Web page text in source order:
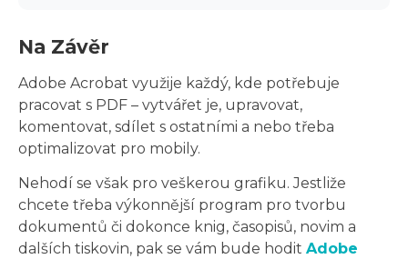
Na Závěr
Adobe Acrobat využije každý, kde potřebuje
pracovat s PDF – vytvářet je, upravovat,
komentovat, sdílet s ostatními a nebo třeba
optimalizovat pro mobily.
Nehodí se však pro veškerou grafiku. Jestliže
chcete třeba výkonnější program pro tvorbu
dokumentů či dokonce knig, časopisů, novim a
dalších tiskovin, pak se vám bude hodit Adobe